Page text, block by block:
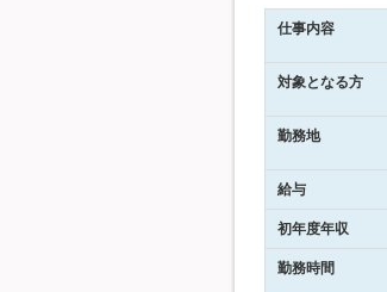
仕事内容
対象となる方
勤務地
給与
初年度年収
勤務時間